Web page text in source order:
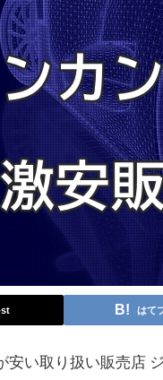
はて
い取り扱い販売店